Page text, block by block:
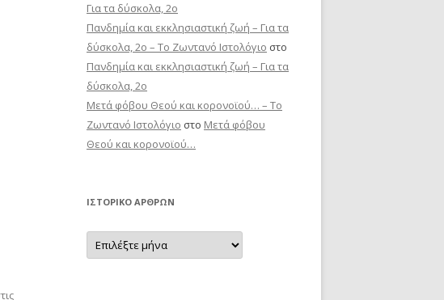
Για τα δύσκολα, 2ο
Πανδημία και εκκλησιαστική ζωή – Για τα
δύσκολα, 2ο – Το Zωντανό Iστολόγιο στο
Πανδημία και εκκλησιαστική ζωή – Για τα
δύσκολα, 2ο
Μετά φόβου Θεού και κορονοϊού… – Το
Zωντανό Iστολόγιο στο Μετά φόβου
Θεού και κορονοϊού…
ΙΣΤΟΡΙΚΌ ΆΡΘΡΩΝ
Ιστορικό
Άρθρων